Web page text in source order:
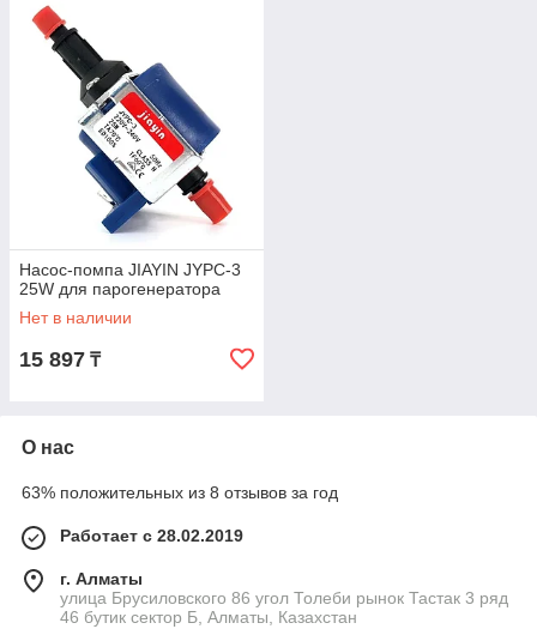
Насос-помпа JIAYIN JYPC-3
25W для парогенератора
Нет в наличии
15 897 ₸
О нас
63% положительных из 8 отзывов за год
Работает с 28.02.2019
г. Алматы
улица Брусиловского 86 угол Толеби рынок Тастак 3 ряд
46 бутик сектор Б, Алматы, Казахстан